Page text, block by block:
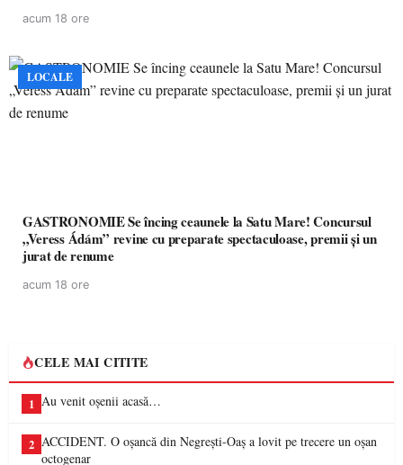
acum 18 ore
LOCALE
GASTRONOMIE Se încing ceaunele la Satu Mare! Concursul
„Veress Ádám” revine cu preparate spectaculoase, premii și un
jurat de renume
acum 18 ore
CELE MAI CITITE
1 Au venit oșenii acasă…
2 ACCIDENT. O oșancă din Negrești-Oaș a lovit pe trecere un oșan
octogenar